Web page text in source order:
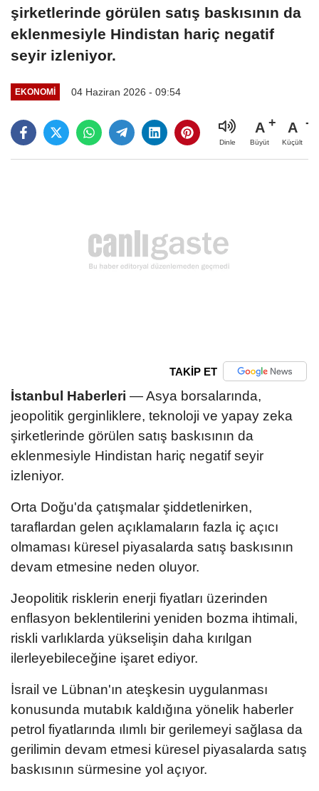
şirketlerinde görülen satış baskısının da
eklenmesiyle Hindistan hariç negatif
seyir izleniyor.
EKONOMI 04 Haziran 2026 - 09:54
Dinle
A
Büyüt
A
Küçült
TAKİP ET
İstanbul Haberleri — Asya borsalarında,
jeopolitik gerginliklere, teknoloji ve yapay zeka
şirketlerinde görülen satış baskısının da
eklenmesiyle Hindistan hariç negatif seyir
izleniyor.
Orta Doğu'da çatışmalar şiddetlenirken,
taraflardan gelen açıklamaların fazla iç açıcı
olmaması küresel piyasalarda satış baskısının
devam etmesine neden oluyor.
Jeopolitik risklerin enerji fiyatları üzerinden
enflasyon beklentilerini yeniden bozma ihtimali,
riskli varlıklarda yükselişin daha kırılgan
ilerleyebileceğine işaret ediyor.
İsrail ve Lübnan'ın ateşkesin uygulanması
konusunda mutabık kaldığına yönelik haberler
petrol fiyatlarında ılımlı bir gerilemeyi sağlasa da
gerilimin devam etmesi küresel piyasalarda satış
baskısının sürmesine yol açıyor.